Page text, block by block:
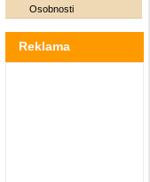
Osobnosti
Reklama